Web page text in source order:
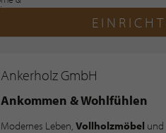
Ankerholz GmbH
Ankommen & Wohlfühlen
Modernes Leben, Vollholzmöbel und